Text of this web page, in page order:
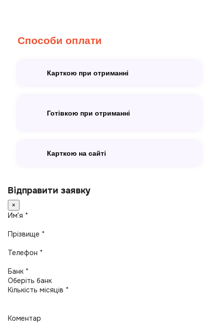
Способи оплати
Карткою при отриманні
Готівкою при отриманні
Карткою на сайті
Відправити заявку
×
Имʼя *
Прізвище *
Телефон *
Банк *
Кількість місяців *
Коментар